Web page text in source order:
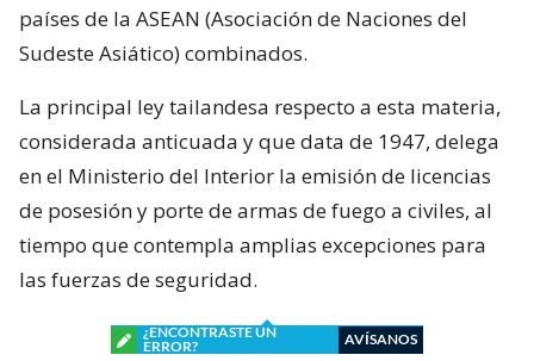
países de la ASEAN (Asociación de Naciones del
Sudeste Asiático) combinados.
La principal ley tailandesa respecto a esta materia,
considerada anticuada y que data de 1947, delega
en el Ministerio del Interior la emisión de licencias
de posesión y porte de armas de fuego a civiles, al
tiempo que contempla amplias excepciones para
las fuerzas de seguridad.
¿ENCONTRASTE UN
ERROR?
AVÍSANOS